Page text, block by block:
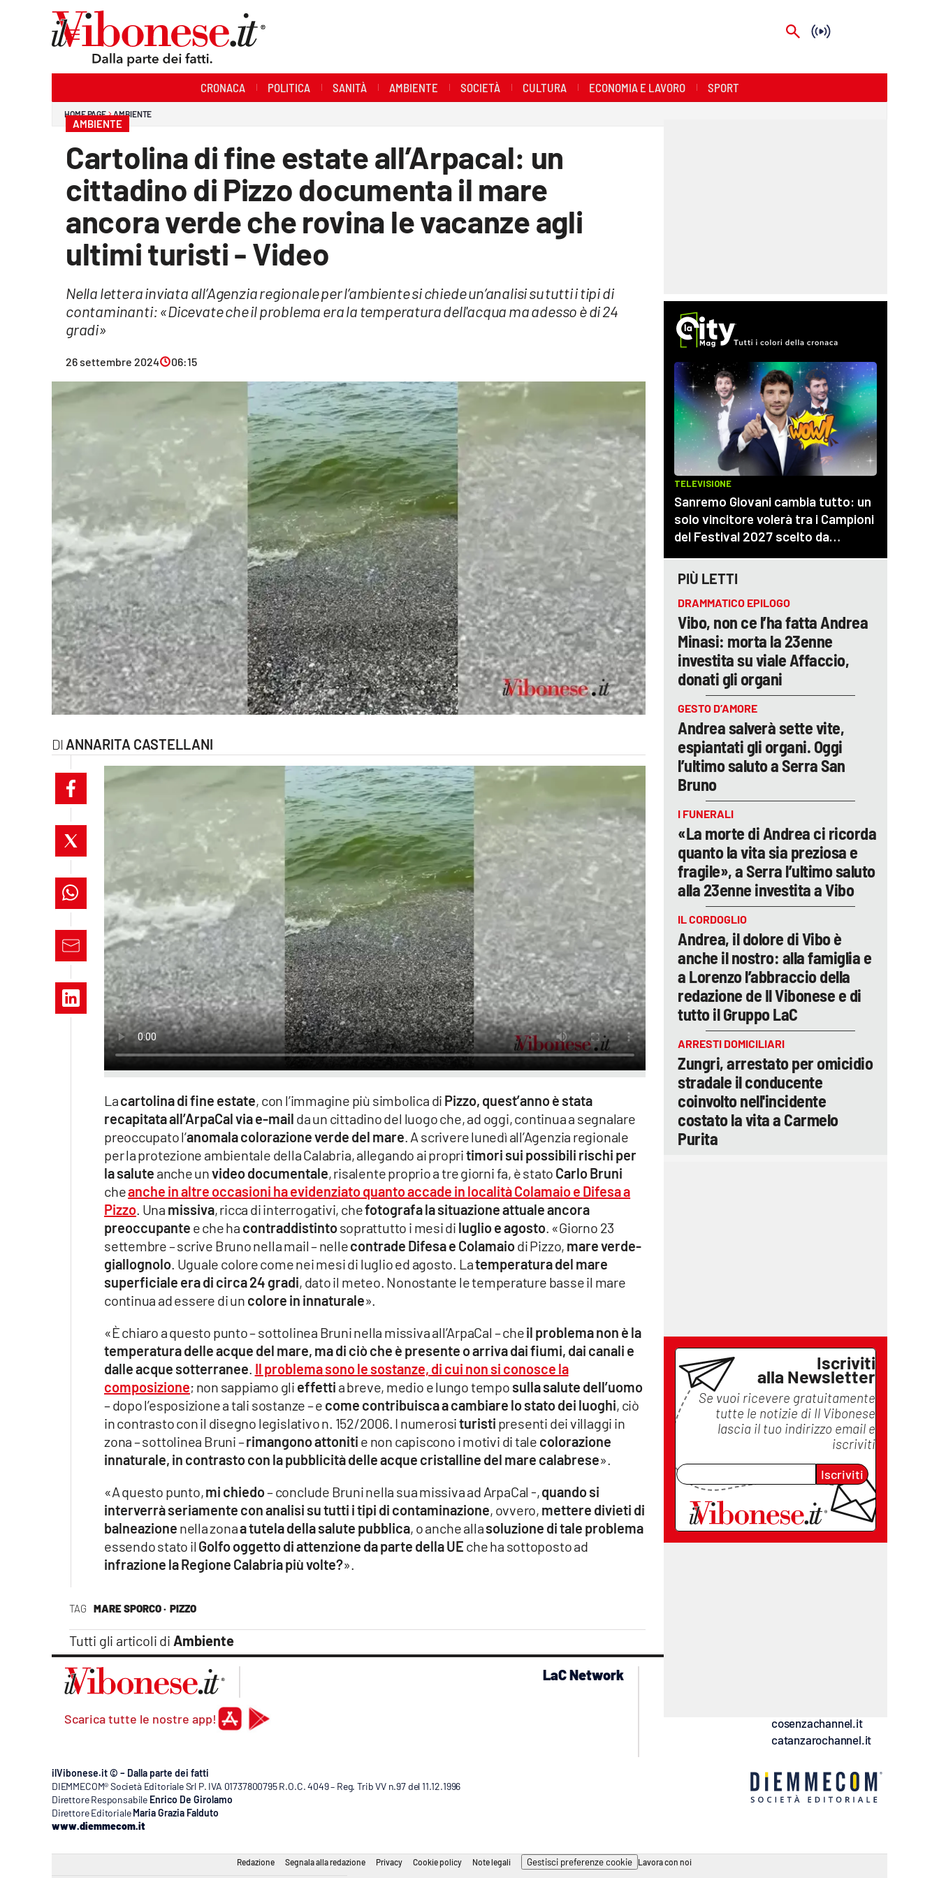
Economia e Lavoro
lacitymag.it
cosenzachannel.it
catanzarochannel.it
lacapitalenews.it
Vai
CRONACA POLITICA SANITÀ AMBIENTE SOCIETÀ CULTURA ECONOMIA E LAVORO SPORT
HOME PAGE AMBIENTE
AMBIENTE
Cartolina di fine estate all’Arpacal: un
cittadino di Pizzo documenta il mare
ancora verde che rovina le vacanze agli
ultimi turisti - Video
Nella lettera inviata all’Agenzia regionale per l’ambiente si chiede un’analisi su tutti i tipi di
contaminanti: «Dicevate che il problema era la temperatura dell'acqua ma adesso è di 24
gradi»
26 settembre 2024 06:15
ANNARITA CASTELLANI
TAG MARE SPORCO · PIZZO
Tutti gli articoli di Ambiente
Lacartolina di fine estate, con l’immagine più simbolica di Pizzo, quest’anno è stata
recapitata all’ArpaCal via e-mail da un cittadino del luogo che, ad oggi, continua a segnalare
preoccupato l’anomala colorazione verde del mare. A scrivere lunedì all’Agenzia regionale
per la protezione ambientale della Calabria, allegando ai propritimori sui possibili rischi per
la salute anche unvideo documentale, risalente proprio a tre giorni fa, è stato Carlo Bruni
cheanche in altre occasioni ha evidenziatoquanto accade in località Colamaio e Difesa a
Pizzo. Una missiva, ricca di interrogativi, chefotografa la situazione attuale ancora
preoccupante e che ha contraddistintosoprattutto i mesi di luglio e agosto. «Giorno 23
settembre – scrive Bruno nella mail – nellecontrade Difesa e Colamaiodi Pizzo, mare verde-
giallognolo. Uguale colore come nei mesi di luglio ed agosto. Latemperatura del mare
superficiale era di circa 24 gradi, dato il meteo. Nonostante le temperature basse il mare
continua ad essere di un colore in innaturale».
«È chiaro a questo punto – sottolinea Bruni nella missiva all’ArpaCal – cheil problema non è la
temperatura delle acque del mare, ma di ciò che è presente o arriva dai fiumi, dai canali e
dalle acque sotterranee. Il problemasono le sostanze, di cui non si conosce la
composizione; non sappiamo gli effetti a breve, medio e lungo tempo sulla salute dell’uomo
– dopo l’esposizione a tali sostanze – e come contribuisca a cambiare lo stato dei luoghi, ciò
in contrasto con il disegno legislativo n. 152/2006. I numerosituristi presenti dei villaggi in
zona – sottolinea Bruni –rimangono attoniti e non capiscono i motivi di tale colorazione
innaturale, in contrasto con la pubblicità delle acque cristalline del mare calabrese».
«A questo punto,mi chiedo– conclude Bruni nella sua missiva ad ArpaCal -,quando si
interverrà seriamente con analisi su tutti i tipi di contaminazione, ovvero, mettere divieti di
balneazione nella zonaa tutela della salute pubblica, o anche allasoluzione di tale problema
essendo stato il Golfo oggetto di attenzione da parte della UE che ha sottoposto ad
infrazione la Regione Calabria più volte?».
PIÙ LETTI
DRAMMATICO EPILOGO
Vibo, non ce l’ha fatta Andrea
Minasi: morta la 23enne
investita su viale Affaccio,
donati gli organi
GESTO D’AMORE
Andrea salverà sette vite,
espiantati gli organi. Oggi
l’ultimo saluto a Serra San
Bruno
I FUNERALI
«La morte di Andrea ci ricorda
quanto la vita sia preziosa e
fragile», a Serra l’ultimo saluto
alla 23enne investita a Vibo
IL CORDOGLIO
Andrea, il dolore di Vibo è
anche il nostro: alla famiglia e
a Lorenzo l’abbraccio della
redazione de Il Vibonese e di
tutto il Gruppo LaC
ARRESTI DOMICILIARI
Zungri, arrestato per omicidio
stradale il conducente
coinvolto nell'incidente
costato la vita a Carmelo
Purita
Iscriviti
alla Newsletter
Se vuoi ricevere gratuitamente
tutte le notizie di Il Vibonese
lascia il tuo indirizzo email e
iscriviti
Iscriviti
Scarica tutte le nostre app!
LaC Network
cosenzachannel.it
catanzarochannel.it
ilVibonese.it © – Dalla parte dei fatti
DIEMMECOM® Società Editoriale Srl P. IVA 01737800795 R.O.C. 4049 – Reg. Trib VV n.97 del 11.12.1996
Direttore Responsabile Enrico De Girolamo
Direttore Editoriale Maria Grazia Falduto
www.diemmecom.it
Redazione Segnala alla redazione Privacy Cookie policy Note legali Gestisci preferenze cookie Lavora con noi